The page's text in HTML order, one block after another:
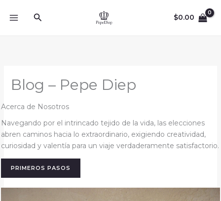
Search $0.00
Blog – Pepe Diep
Acerca de Nosotros
Navegando por el intrincado tejido de la vida, las elecciones
abren caminos hacia lo extraordinario, exigiendo creatividad,
curiosidad y valentía para un viaje verdaderamente satisfactorio.
PRIMEROS PASOS